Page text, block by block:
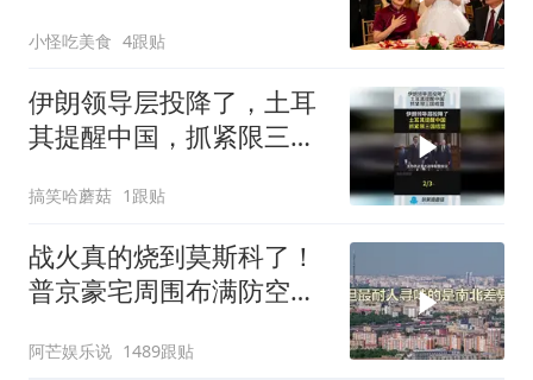
小怪吃美食 4跟贴
伊朗领导层投降了，土耳
其提醒中国，抓紧限三国
搞笑哈蘑菇 1跟贴
战火真的烧到莫斯科了！
普京豪宅周围布满防空
阿芒娱乐说 1489跟贴